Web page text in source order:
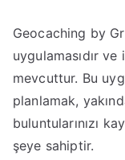
Geocaching by
uygulamasıdır
mevcuttur. Bu
planlamak,
buluntularınızı
şeye sahiptir.